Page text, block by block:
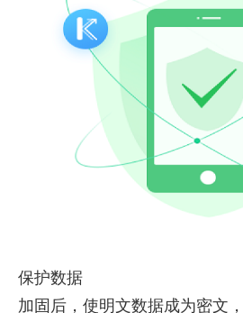
保护数据
加固后，使明文数据成为密文